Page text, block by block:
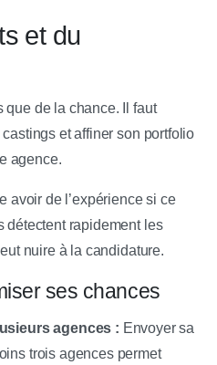
et du
que de la chance. Il faut
et affiner son portfolio
agence.
avoir de l’expérience si ce
détectent rapidement les
nuire à la candidature.
ses chances
agences : Envoyer sa
trois agences permet